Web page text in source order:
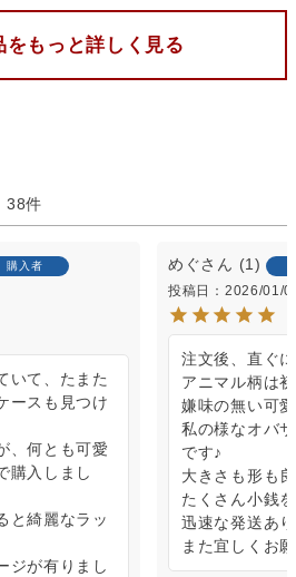
もっと詳しく見る
38
購入者
いて、たまた
ースも見つけ
、何とも可愛
購入しまし
と綺麗なラッ
ジが有りまし
めぐ 1
投稿日 2026/01/
注文後、直ぐ
アニマル柄は
嫌味の無い可
私の様なオバ
です♪
大きさも形も
たくさん小銭
迅速な発送あ
また宜しくお